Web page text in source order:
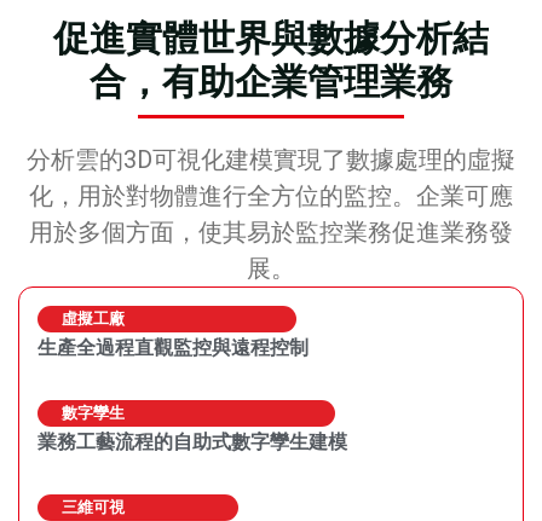
促進實體世界與數據分析結
合，有助企業管理業務
分析雲的3D可視化建模實現了數據處理的虛擬
化，用於對物體進行全方位的監控。企業可應
用於多個方面，使其易於監控業務促進業務發
展。
虛擬工廠
生產全過程直觀監控與遠程控制
數字孿生
業務工藝流程的自助式數字孿生建模
三維可視